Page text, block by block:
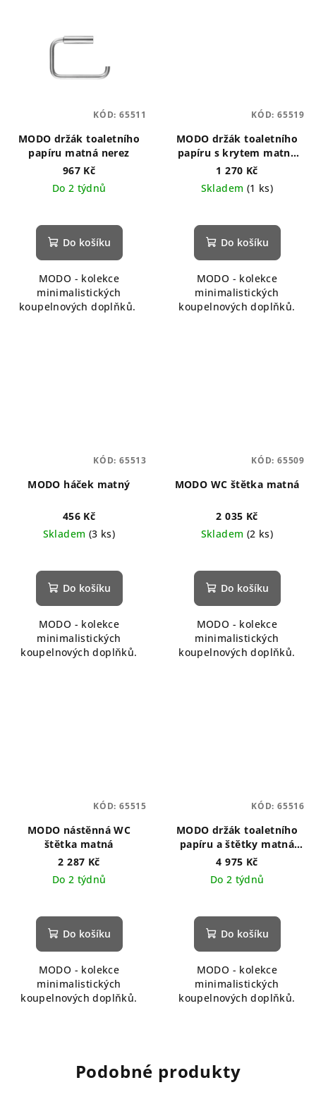
MODO držák toaletního
papíru matná nerez
967 Kč
Do 2 týdnů
Do košíku
MODO - kolekce
minimalistických
koupelnových doplňků.
KÓD: 65511
MODO držák toaletního
papíru s krytem matná
nerez
1 270 Kč
Skladem (1 ks)
Do košíku
MODO - kolekce
minimalistických
koupelnových doplňků.
KÓD: 65519
MODO háček matný
456 Kč
Skladem (3 ks)
Do košíku
MODO - kolekce
minimalistických
koupelnových doplňků.
KÓD: 65513
MODO WC štětka matná
2 035 Kč
Skladem (2 ks)
Do košíku
MODO - kolekce
minimalistických
koupelnových doplňků.
KÓD: 65509
MODO nástěnná WC
štětka matná
2 287 Kč
Do 2 týdnů
Do košíku
MODO - kolekce
minimalistických
koupelnových doplňků.
KÓD: 65515
MODO držák toaletního
papíru a štětky matná
nerez
4 975 Kč
Do 2 týdnů
Do košíku
MODO - kolekce
minimalistických
koupelnových doplňků.
KÓD: 65516
Podobné produkty